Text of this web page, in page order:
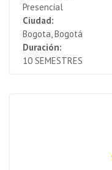
Presencial
Ciudad:
Bogota, Bogotá
Duración:
10 SEMESTRES